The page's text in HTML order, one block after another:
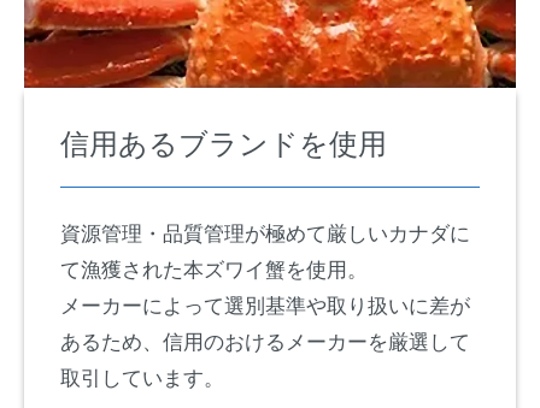
信用あるブランドを使用
資源管理・品質管理が極めて厳しいカナダに
て漁獲された本ズワイ蟹を使用。
メーカーによって選別基準や取り扱いに差が
あるため、信用のおけるメーカーを厳選して
取引しています。